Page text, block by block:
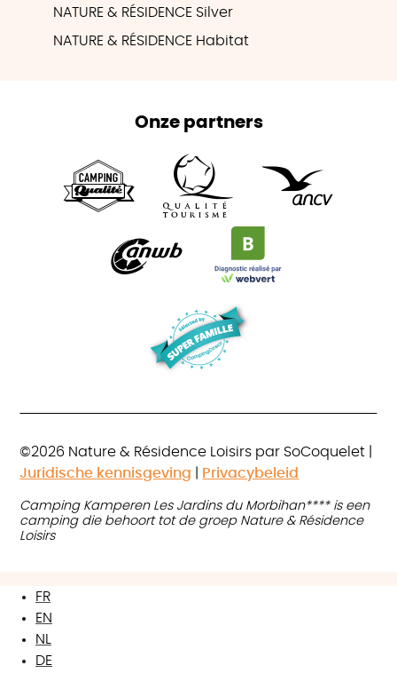
NATURE & RÉSIDENCE Silver
NATURE & RÉSIDENCE Habitat
Onze partners
©2026 Nature & Résidence Loisirs par SoCoquelet |
Juridische kennisgeving
Privacybeleid
Camping Kamperen Les Jardins du Morbihan**** is een
camping die behoort tot de groep Nature & Résidence
Loisirs
FR
EN
NL
DE